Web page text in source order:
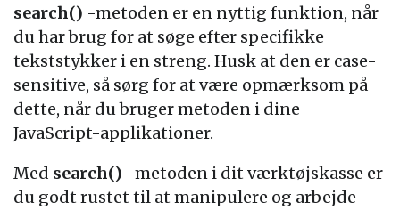
search() -metoden er en nyttig funktion, når
du har brug for at søge efter specifikke
tekststykker i en streng. Husk at den er case-
sensitive, så sørg for at være opmærksom på
dette, når du bruger metoden i dine
JavaScript-applikationer.
Med search() -metoden i dit værktøjskasse er
du godt rustet til at manipulere og arbejde